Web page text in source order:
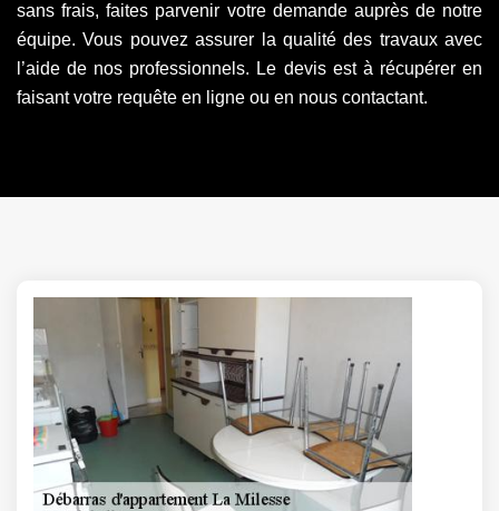
sans frais, faites parvenir votre demande auprès de notre
équipe. Vous pouvez assurer la qualité des travaux avec
l’aide de nos professionnels. Le devis est à récupérer en
faisant votre requête en ligne ou en nous contactant.